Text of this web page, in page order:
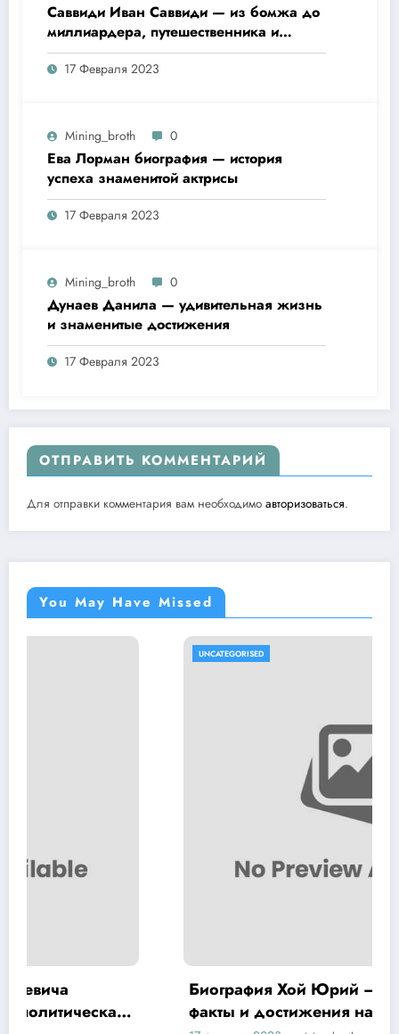
Саввиди Иван Саввиди — из бомжа до
миллиардера, путешественника и
футбольного президента —
удивительная биография
17 Февраля 2023
Mining_broth 0
Ева Лорман биография — история
успеха знаменитой актрисы
17 Февраля 2023
Mining_broth 0
Дунаев Данила — удивительная жизнь
и знаменитые достижения
17 Февраля 2023
ОТПРАВИТЬ КОММЕНТАРИЙ
Для отправки комментария вам необходимо авторизоваться.
You May Have Missed
Биография Хой Юрий — интересные
факты и достижения на Википедии